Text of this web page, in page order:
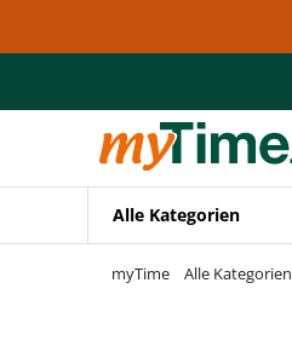
Zur Navigation springen
Alle Kategorien
myTime Alle Kategorien